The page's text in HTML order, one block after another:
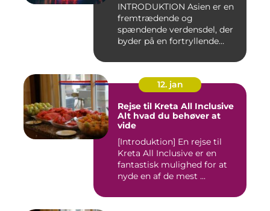
INTRODUKTION Asien er en
fremtrædende og
spændende verdensdel, der
byder på en fortryllende
12. jan
Rejse til Kreta All Inclusive
Alt hvad du behøver at
vide
[Introduktion] En rejse til
Kreta All Inclusive er en
fantastisk mulighed for at
nyde en af de mest ...